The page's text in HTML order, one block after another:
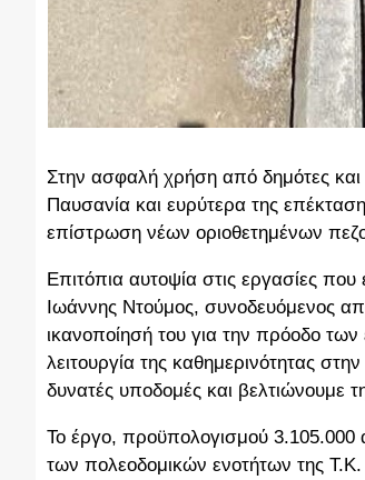
Στην ασφαλή χρήση από δημότες και
Παυσανία και ευρύτερα της
επίστρωση νέων οριοθετημένων
Επιτόπια αυτοψία στις εργασίες
Ιωάννης Ντούμος, συνοδευόμενος
ικανοποίησή του για την πρόοδο
λειτουργία της καθημερινότητας
δυνατές υποδομές και βελτιώνουμε
Το έργο, προϋπολογισμού
των πολεοδομικών ενοτήτων της